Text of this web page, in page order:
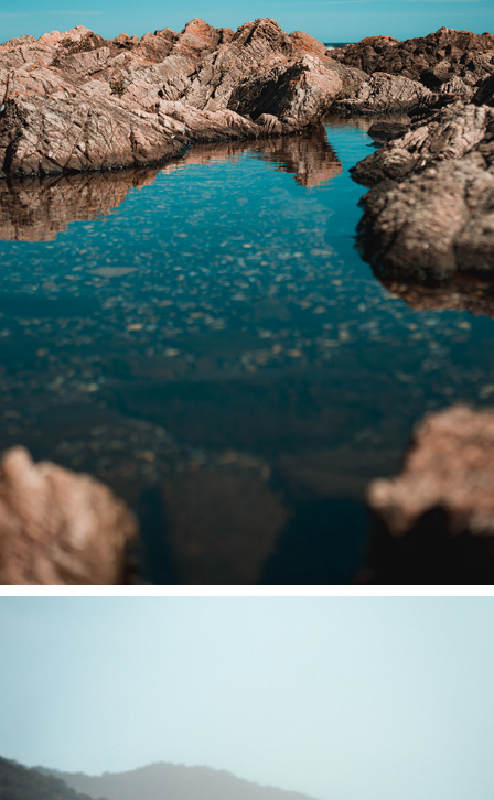
UY | URUGUAI
2023